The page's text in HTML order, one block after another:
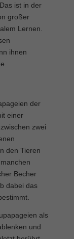
ist in der
großer
Lernen.
ihnen
der
einer
zwei
den Tieren
Becher
dabei das
als
und